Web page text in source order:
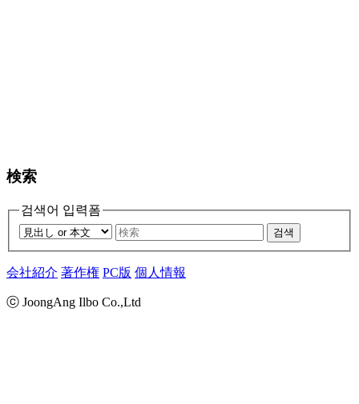
検索
검색어 입력폼
검색
会社紹介 著作権 PC版 個人情報
ⓒ JoongAng Ilbo Co.,Ltd